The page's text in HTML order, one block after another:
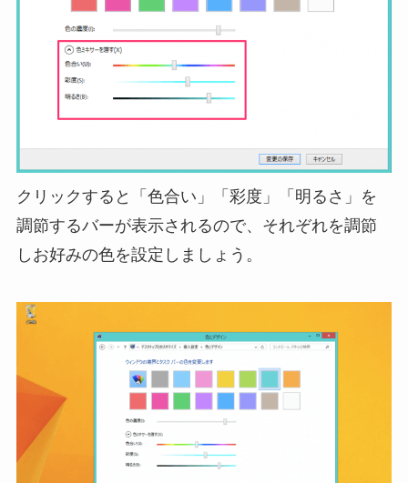
クリックすると「色合い」「彩度」「明るさ」を
調節するバーが表示されるので、それぞれを調節
しお好みの色を設定しましょう。